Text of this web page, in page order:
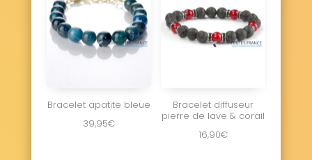
Bracelet apatite bleue
39,95€
Bracelet diffuseur
pierre de lave & corail
16,90€